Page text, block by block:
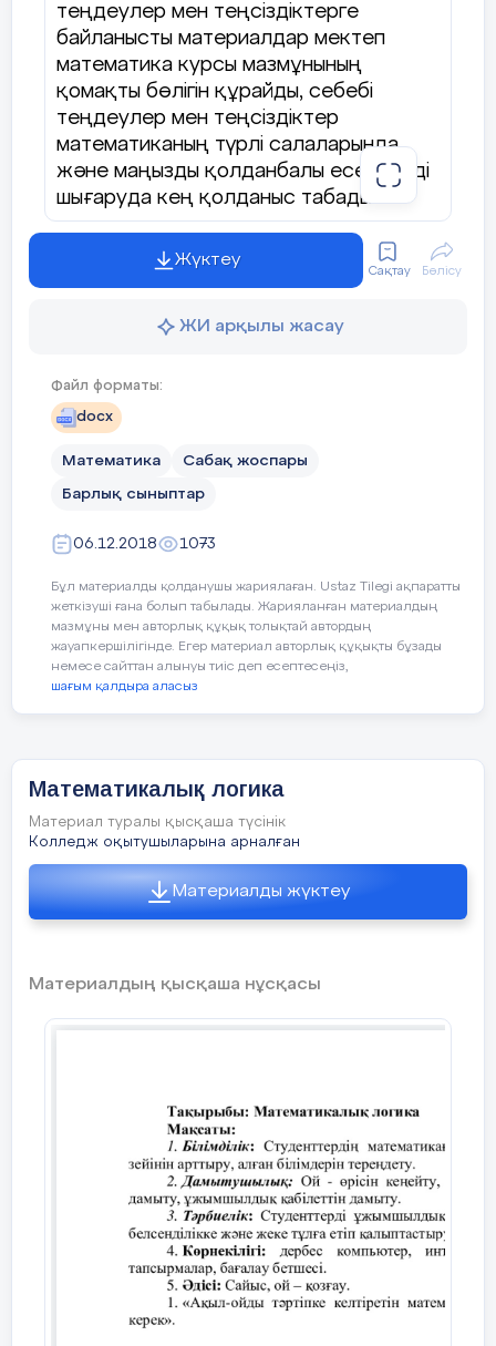
теңдеулер мен теңсіздіктерге
байланысты материалдар мектеп
математика курсы мазмұнының
қомақты бөлігін құрайды, себебі
теңдеулер мен теңсіздіктер
математиканың түрлі салаларында
және маңызды қолданбалы есептерді
шығаруда кең қолданыс табады.
Теңдеу мен теңсіздік ұғымы қаншалықты
кең болса, олардың шығару әдістері де
уақытқа дейінгі теңдеулер мен
әдістердің өзгеріп, жаңарып отыруы осы
ұғымдардың нақтылануы мен басқа да
математиканың бөлімдерімен байланысын
ескеріп отыруды қажет етеді.
Мақсаты:
Жоғары сынып оқушыларына алгебралық
теңдеулер мен теңсіздіктерді логикалық
шешу жолдарын теориялық негізінде ашу
және тиімді әдістерін күрделі есептер
шығару барысында игертуге, күрделі
байланыстармен әдістерді практикалық
жұмыстарда қолдана білуі арқылы
біліктілігін дамытуға жағдай жасау.
Міндеттері:
алатын орнын, қажеттігін білу;
Алған білімдерін іс-жүзінде пайдалана
Іздемпаздық, шығармашылық
қабілеттерін дамыту;
Математикалық білім, білік
дағдыларының белгілі жүйелерін
меңгерту;
Күтілетін нәтиже:
Жүктеу
Сақтау Бөлісу
ЖИ арқылы жасау
Файл форматы:
docx
Математика Сабақ жоспары
Барлық сыныптар
06.12.2018 1073
Бұл материалды қолданушы жариялаған. Ustaz Tilegi ақпаратты
жеткізуші ғана болып табылады. Жарияланған материалдың
мазмұны мен авторлық құқық толықтай автордың
жауапкершілігінде. Егер материал авторлық құқықты бұзады
немесе сайттан алынуы тиіс деп есептесеңіз,
шағым қалдыра аласыз
Математикалық логика
Материал туралы қысқаша түсінік
Колледж оқытушыларына арналған
Материалды жүктеу
Материалдың қысқаша нұсқасы